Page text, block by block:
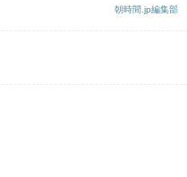
朝時間.jp編集部